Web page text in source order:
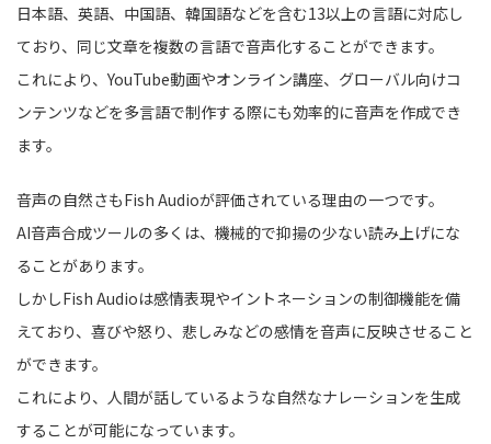
日本語、英語、中国語、韓国語などを含む13以上の言語に対応し
ており、同じ文章を複数の言語で音声化することができます。
これにより、YouTube動画やオンライン講座、グローバル向けコ
ンテンツなどを多言語で制作する際にも効率的に音声を作成でき
ます。
音声の自然さもFish Audioが評価されている理由の一つです。
AI音声合成ツールの多くは、機械的で抑揚の少ない読み上げにな
ることがあります。
しかしFish Audioは感情表現やイントネーションの制御機能を備
えており、喜びや怒り、悲しみなどの感情を音声に反映させること
ができます。
これにより、人間が話しているような自然なナレーションを生成
することが可能になっています。